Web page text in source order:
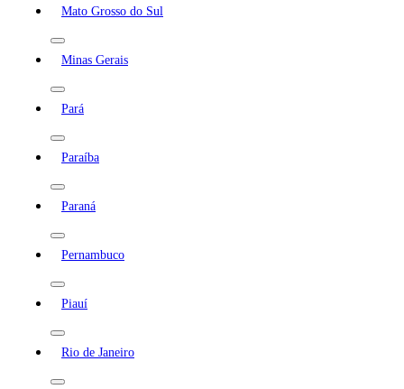
Mato Grosso do Sul
Minas Gerais
Pará
Paraíba
Paraná
Pernambuco
Piauí
Rio de Janeiro